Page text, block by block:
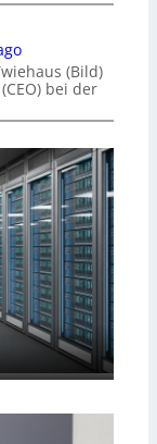
(Bild)
bei der